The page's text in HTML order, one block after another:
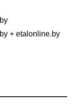
+ etalonline.by